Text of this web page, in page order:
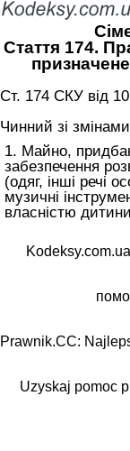
Стаття 174.
Ст. 174 СКУ від
Чинний зі
1. Майно,
забезпечення
(одяг, інші речі
музичні
власністю
Prawnik.CC:
Uzyskaj pomoc